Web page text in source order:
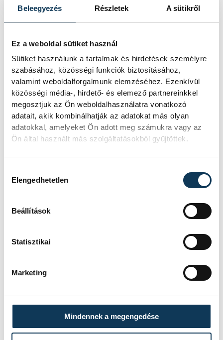
Beleegyezés Részletek A sütikről
Ez a weboldal sütiket használ
Sütiket használunk a tartalmak és hirdetések személyre
szabásához, közösségi funkciók biztosításához,
valamint weboldalforgalmunk elemzéséhez. Ezenkívül
közösségi média-, hirdető- és elemező partnereinkkel
megosztjuk az Ön weboldalhasználatra vonatkozó
adatait, akik kombinálhatják az adatokat más olyan
adatokkal, amelyeket Ön adott meg számukra vagy az
Ön által használt más szolgáltatásokból gyűjtöttek.
Elengedhetetlen
Beállítások
Statisztikai
Marketing
Mindennek a megengedése
tizenévesen a csajokkal, egy
igazi, vagány, underground
reggae-riddim bulin.
Kiemelném, hogy pontosan ezt az érzést
vártam egy ilyen este alaphangjaként, ám
a koncerten, ahol a “felvezetés” után úgy
éreztem a reggae minden szegmenséből
ízelítőt fogok kapni -a magyar kultusz
számok felidézésétől fokozatosan lépdelve
-ig- csalódnom kellett, mert
elutaztunk ugyan Bob Marley
szülővárosába, de a jamaica-i hangulat
élvezése helyett aggódtam, hogy Ali
rágógumi.